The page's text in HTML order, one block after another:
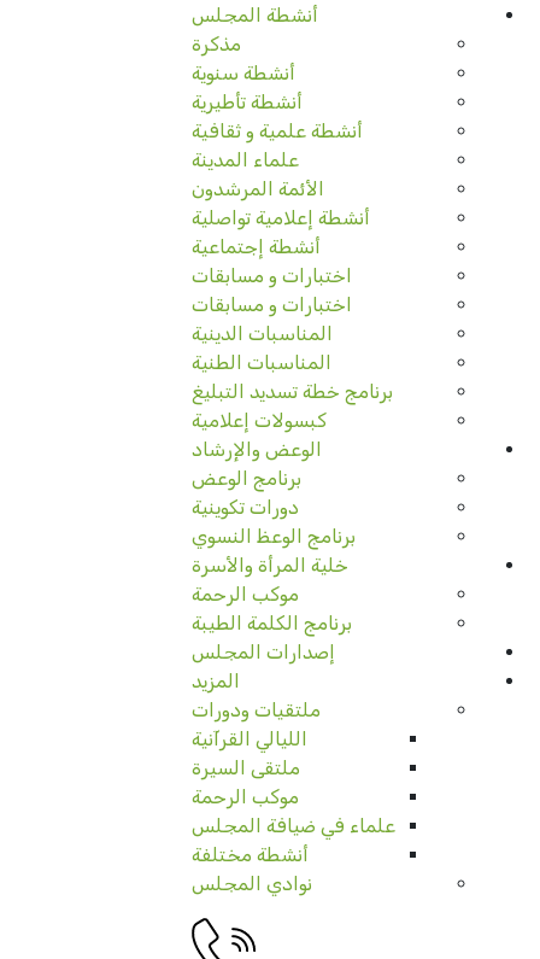
أنشطة المجلس
مذكرة
أنشطة سنوية
أنشطة تأطيرية
أنشطة علمية و ثقافية
علماء المدينة
الأئمة المرشدون
أنشطة إعلامية تواصلية
أنشطة إجتماعية
اختبارات و مسابقات
اختبارات و مسابقات
المناسبات الدينية
المناسبات الطنية
برنامج خطة تسديد التبليغ
كبسولات إعلامية
الوعض والإرشاد
برنامج الوعض
دورات تكوينية
برنامج الوعظ النسوي
خلية المرأة والأسرة
موكب الرحمة
برنامج الكلمة الطيبة
إصدارات المجلس
المزيد
ملتقيات ودورات
الليالي القرآنية
ملتقى السيرة
موكب الرحمة
علماء في ضيافة المجلس
أنشطة مختلفة
نوادي المجلس